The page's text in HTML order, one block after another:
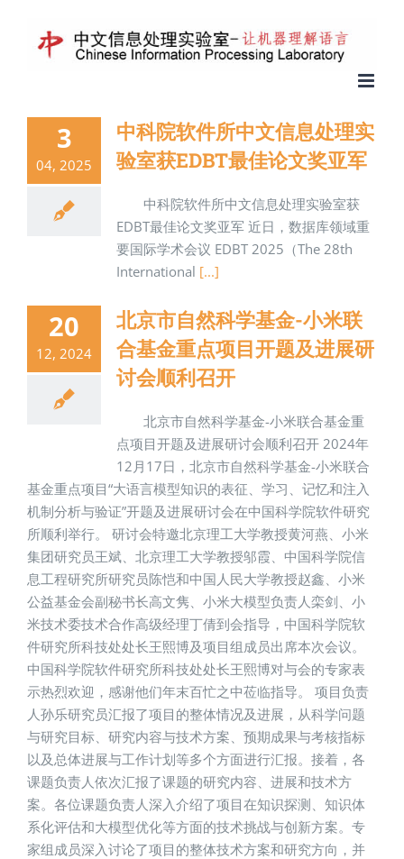
3
04, 2025
中科院软件所中文信息处理实
验室获EDBT最佳论文奖亚军
中科院软件所中文信息处理实验室获
EDBT最佳论文奖亚军 近日，数据库领域重
要国际学术会议 EDBT 2025（The 28th
International [...]
20
12, 2024
北京市自然科学基金-小米联
合基金重点项目开题及进展研
讨会顺利召开
北京市自然科学基金-小米联合基金重
点项目开题及进展研讨会顺利召开 2024年
12月17日，北京市自然科学基金-小米联合
基金重点项目“大语言模型知识的表征、学习、记忆和注入
机制分析与验证”开题及进展研讨会在中国科学院软件研究
所顺利举行。 研讨会特邀北京理工大学教授黄河燕、小米
集团研究员王斌、北京理工大学教授邬霞、中国科学院信
息工程研究所研究员陈恺和中国人民大学教授赵鑫、小米
公益基金会副秘书长高文隽、小米大模型负责人栾剑、小
米技术委技术合作高级经理丁倩到会指导，中国科学院软
件研究所科技处处长王熙博及项目组成员出席本次会议。
中国科学院软件研究所科技处处长王熙博对与会的专家表
示热烈欢迎，感谢他们年末百忙之中莅临指导。 项目负责
人孙乐研究员汇报了项目的整体情况及进展，从科学问题
与研究目标、研究内容与技术方案、预期成果与考核指标
以及总体进展与工作计划等多个方面进行汇报。接着，各
课题负责人依次汇报了课题的研究内容、进展和技术方
案。各位课题负责人深入介绍了项目在知识探测、知识体
系化评估和大模型优化等方面的技术挑战与创新方案。专
家组成员深入讨论了项目的整体技术方案和研究方向，并